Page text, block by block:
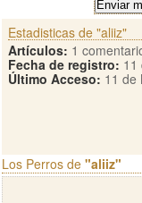
Estadisticas de "aliiz"
Artículos: 1
Fecha de registro: 11
Último Acceso: 11 de
Los Perros de "aliiz"